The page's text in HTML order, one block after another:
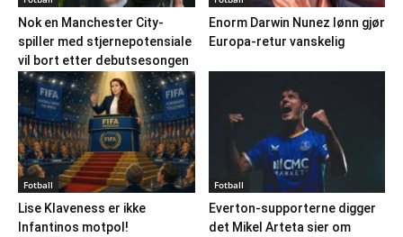
Nok en Manchester City-
spiller med stjernepotensiale
vil bort etter debutsesongen
Enorm Darwin Nunez lønn gjør
Europa-retur vanskelig
Fotball
Lise Klaveness er ikke
Infantinos motpol!
Fotball
Everton-supporterne digger
det Mikel Arteta sier om